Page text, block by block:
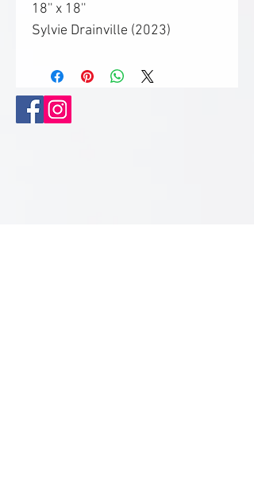
18'' x 18''
Sylvie Drainville (2023)